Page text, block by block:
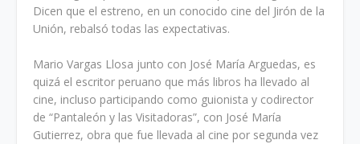
Dicen que el estreno, en un conocido cine del Jirón de la
Unión, rebalsó todas las expectativas.
Mario Vargas Llosa junto con José María Arguedas, es
quizá el escritor peruano que más libros ha llevado al
cine, incluso participando como guionista y codirector
de “Pantaleón y las Visitadoras”, con José María
Gutierrez, obra que fue llevada al cine por segunda vez